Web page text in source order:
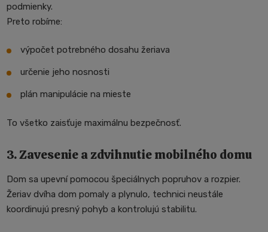
podmienky.
Preto robíme:
výpočet potrebného dosahu žeriava
určenie jeho nosnosti
plán manipulácie na mieste
To všetko zaisťuje maximálnu bezpečnosť.
3. Zavesenie a zdvihnutie mobilného domu
Dom sa upevní pomocou špeciálnych popruhov a rozpier.
Žeriav dvíha dom pomaly a plynulo, technici neustále
koordinujú presný pohyb a kontrolujú stabilitu.